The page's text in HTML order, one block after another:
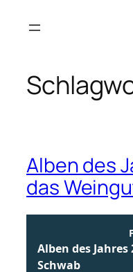
Inhalt
Alben des
das